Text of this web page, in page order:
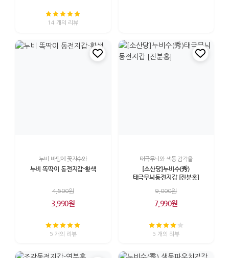
14 개의 리뷰
누비 바탕에 꽃자수와
누비 똑딱이 동전지갑-황색
4,500원
3,990원
5 개의 리뷰
태극무늬와 색동 감각을
[소산당]누비수(秀)
태극무늬동전지갑 [진분홍]
9,000원
7,990원
5 개의 리뷰